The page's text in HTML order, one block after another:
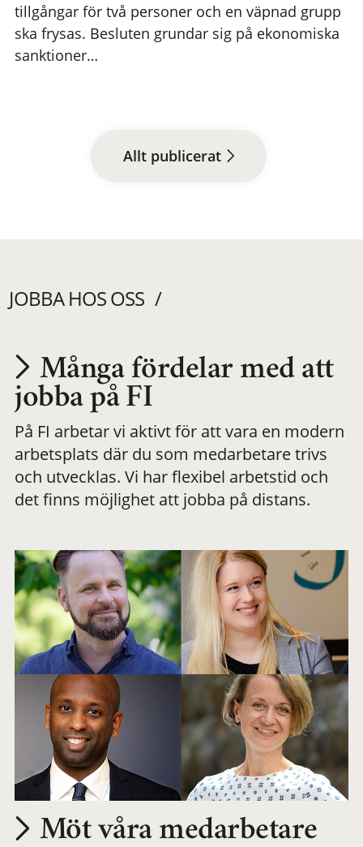
tillgångar för två personer och en väpnad grupp
ska frysas. Besluten grundar sig på ekonomiska
sanktioner…
Allt publicerat
JOBBA HOS OSS
Utvecklas på en
meningsfull och
flexibel
Många fördelar med att
jobba på FI
På FI arbetar vi aktivt för att vara en modern
arbetsplats där du som medarbetare trivs
och utvecklas. Vi har flexibel arbetstid och
det finns möjlighet att jobba på distans.
Möt våra medarbetare